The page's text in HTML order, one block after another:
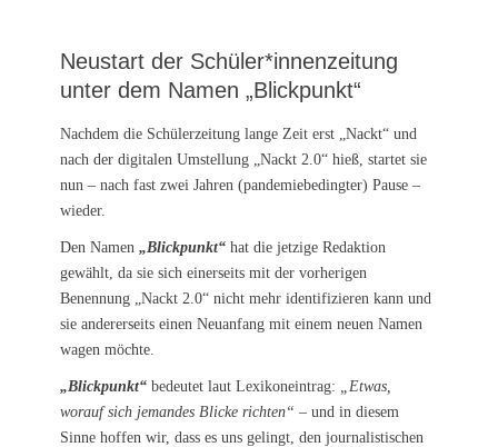
Neustart der Schüler*innenzeitung
unter dem Namen „Blickpunkt“
Nachdem die Schülerzeitung lange Zeit erst „Nackt“ und
nach der digitalen Umstellung „Nackt 2.0“ hieß, startet sie
nun – nach fast zwei Jahren (pandemiebedingter) Pause –
wieder.
Den Namen „Blickpunkt“ hat die jetzige Redaktion
gewählt, da sie sich einerseits mit der vorherigen
Benennung „Nackt 2.0“ nicht mehr identifizieren kann und
sie andererseits einen Neuanfang mit einem neuen Namen
wagen möchte.
„Blickpunkt“ bedeutet laut Lexikoneintrag: „Etwas,
worauf sich jemandes Blicke richten“ – und in diesem
Sinne hoffen wir, dass es uns gelingt, den journalistischen